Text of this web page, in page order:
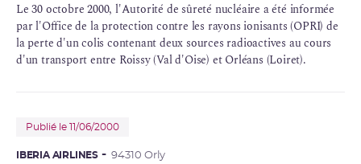
Le 30 octobre 2000, l'Autorité de sûreté nucléaire a été informée
par l'Office de la protection contre les rayons ionisants (OPRI) de
la perte d'un colis contenant deux sources radioactives au cours
d'un transport entre Roissy (Val d'Oise) et Orléans (Loiret).
Publié le 11/06/2000
IBERIA AIRLINES 94310 Orly